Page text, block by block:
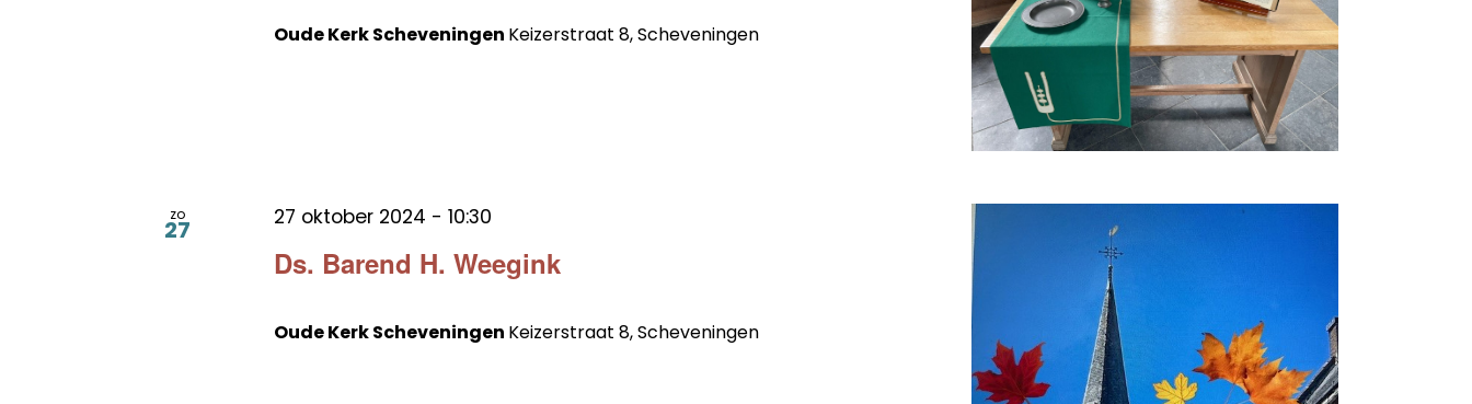
Oude Kerk Scheveningen Keizerstraat 8, Scheveningen
zo
27
Ds. Barend H. Weegink
27 oktober 2024 - 10:30
Oude Kerk Scheveningen Keizerstraat 8, Scheveningen